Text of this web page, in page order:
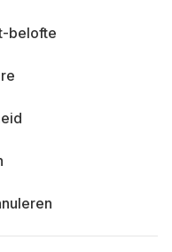
belofte